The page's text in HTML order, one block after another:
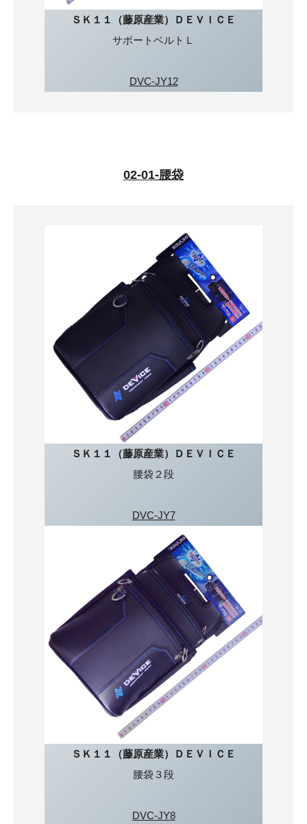
ＳＫ１１（藤原産業）ＤＥＶＩＣＥ
サポートベルトＬ
DVC-JY12
02-01-腰袋
ＳＫ１１（藤原産業）ＤＥＶＩＣＥ
腰袋２段
DVC-JY7
ＳＫ１１（藤原産業）ＤＥＶＩＣＥ
腰袋３段
DVC-JY8